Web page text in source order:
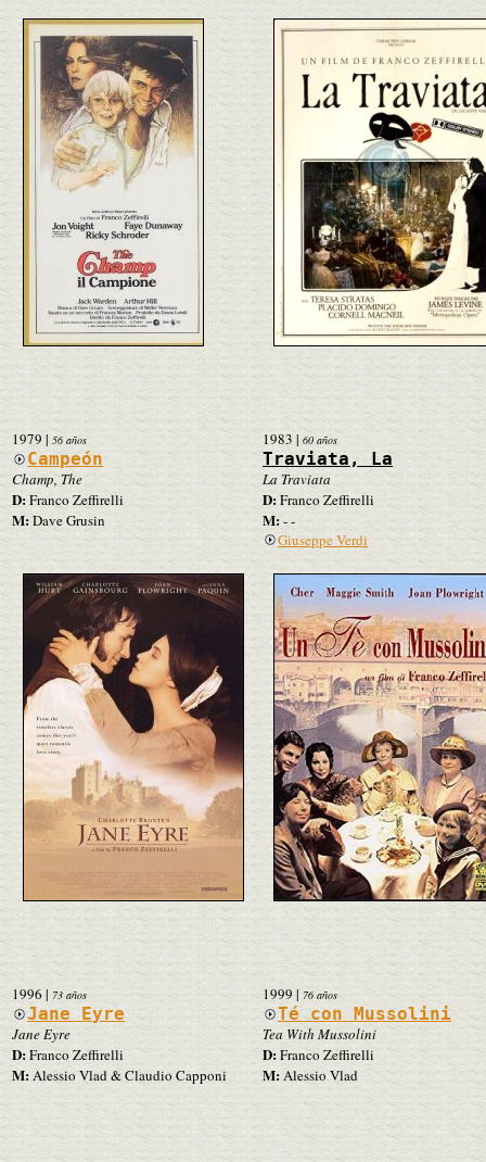
1979 | 56 años
Campeón
Champ, The
D:Franco Zeffirelli
M: Dave Grusin
1983 | 60 años
Traviata, La
La Traviata
D:Franco Zeffirelli
M: - -
Giuseppe Verdi
1996| 73 años
Jane Eyre
Jane Eyre
D:Franco Zeffirelli
M:Alessio Vlad & Claudio Capponi
1999| 76 años
Té con Mussolini
Tea With Mussolini
D:Franco Zeffirelli
M:Alessio Vlad